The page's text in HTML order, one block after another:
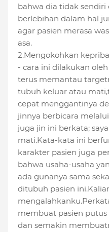
bahwa dia tidak
berlebihan dalam hal
agar pasien merasa
asa.
2.Mengokohkan
- cara ini dilakukan
terus memantau
tubuh keluar atau
cepat menggantinya
jinnya berbicara
juga jin ini berkata;
mati.Kata-kata ini
karakter pasien juga
bahwa usaha-usaha
ada gunanya sama
ditubuh pasien
membuat pasien
dan semakin